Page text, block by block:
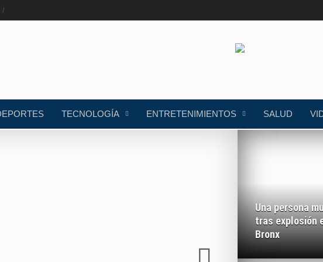
TECNOLOGÍA ENTRETENIMIENTOS SALUD
Una persona
tras explosión
Bronx